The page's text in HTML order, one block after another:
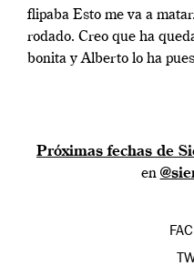
flipaba Esto me va a
rodado. Creo que ha
bonita y Alberto lo ha
Próximas fechas de
en